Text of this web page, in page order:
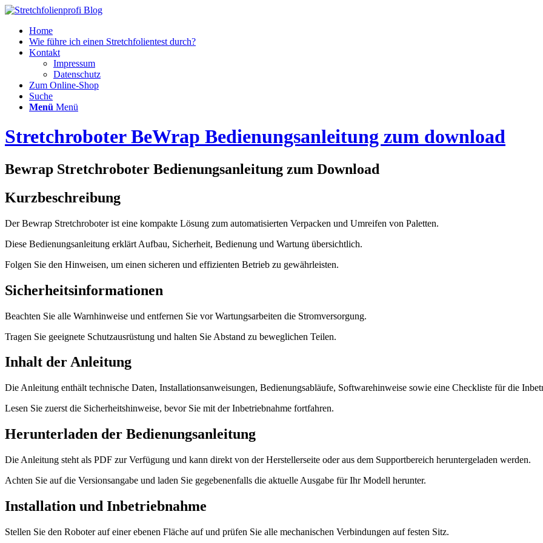
Home
Wie führe ich einen Stretchfolientest durch?
Kontakt
Impressum
Datenschutz
Zum Online-Shop
Suche
Menü Menü
Stretchroboter BeWrap Bedienungsanleitung zum download
Bewrap Stretchroboter Bedienungsanleitung zum Download
Kurzbeschreibung
Der Bewrap Stretchroboter ist eine kompakte Lösung zum automatisierten Verpacken und Umreifen von Paletten.
Diese Bedienungsanleitung erklärt Aufbau, Sicherheit, Bedienung und Wartung übersichtlich.
Folgen Sie den Hinweisen, um einen sicheren und effizienten Betrieb zu gewährleisten.
Sicherheitsinformationen
Beachten Sie alle Warnhinweise und entfernen Sie vor Wartungsarbeiten die Stromversorgung.
Tragen Sie geeignete Schutzausrüstung und halten Sie Abstand zu beweglichen Teilen.
Inhalt der Anleitung
Die Anleitung enthält technische Daten, Installationsanweisungen, Bedienungsabläufe, Softwarehinweise sowie eine Checkliste für die
Lesen Sie zuerst die Sicherheitshinweise, bevor Sie mit der Inbetriebnahme fortfahren.
Herunterladen der Bedienungsanleitung
Die Anleitung steht als PDF zur Verfügung und kann direkt von der Herstellerseite oder aus dem Supportbereich heruntergeladen werden.
Achten Sie auf die Versionsangabe und laden Sie gegebenenfalls die aktuelle Ausgabe für Ihr Modell herunter.
Installation und Inbetriebnahme
Stellen Sie den Roboter auf einer ebenen Fläche auf und prüfen Sie alle mechanischen Verbindungen auf festen Sitz.